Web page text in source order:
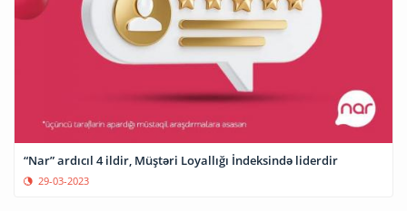
“Nar” ardıcıl 4 ildir, Müştəri Loyallığı İndeksində liderdir
29-03-2023